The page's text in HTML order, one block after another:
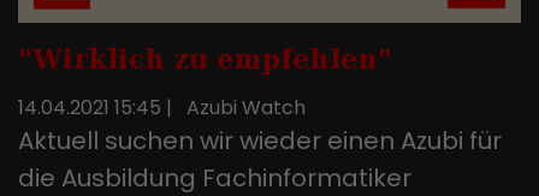
"Wirklich zu empfehlen"
14.04.2021 15:45 | Azubi Watch
Aktuell suchen wir wieder einen Azubi für
die Ausbildung Fachinformatiker